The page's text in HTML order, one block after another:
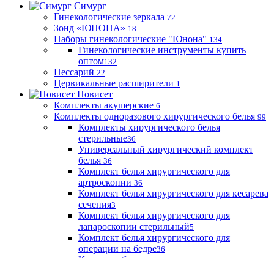
Симург
Гинекологические зеркала 72
Зонд «ЮНОНА» 18
Наборы гинекологические "Юнона" 134
Гинекологические инструменты купить
оптом132
Пессарий 22
Цервикальные расширители 1
Новисет
Комплекты акушерские 6
Комплекты одноразового хирургического белья 99
Комплекты хирургического белья
стерильные36
Универсальный хирургический комплект
белья 36
Комплект белья хирургического для
артроскопии 36
Комплект белья хирургического для кесарева
сечения3
Комплект белья хирургического для
лапароскопии стерильный5
Комплект белья хирургического для
операции на бедре36